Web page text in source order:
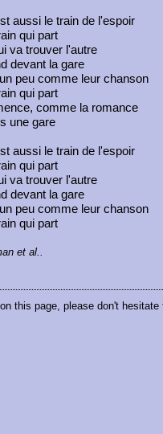
aussi le train de l'espoir
qui part
va trouver l'autre
devant la gare
peu comme leur chanson
qui part
comme la romance
une gare
aussi le train de l'espoir
qui part
va trouver l'autre
devant la gare
peu comme leur chanson
qui part
et al..
this page, please don't